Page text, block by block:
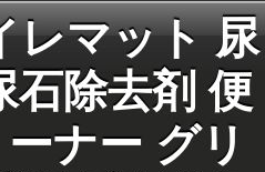
レマット 尿
石除去剤 便
ナー グリ